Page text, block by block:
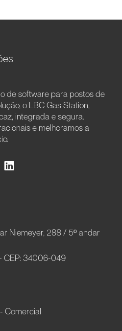
de software para postos de
o LBC Gas Station,
integrada e segura.
e melhoramos a
Niemeyer, 288 / 5º andar
CEP: 34006-049
Comercial